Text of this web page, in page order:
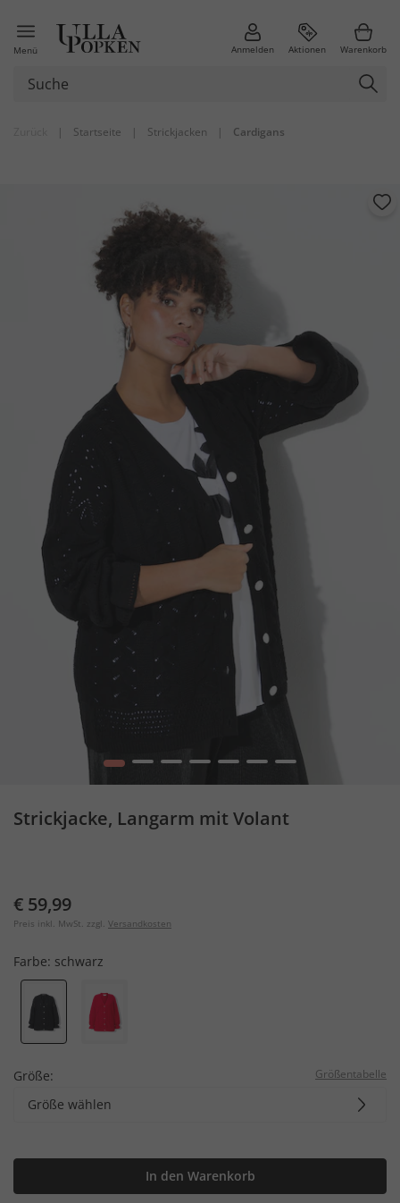
Menü Anmelden Aktionen Warenkorb
| Startseite | Strickjacken | Cardigans
1 2 3 4 5 6 7
Strickjacke, Langarm mit Volant
€ 59,99
Preis inkl. MwSt. zzgl. Versandkosten
Farbe: schwarz
Größe: Größentabelle
Größe wählen
In den Warenkorb